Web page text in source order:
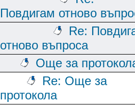
Повдигам отново
Re:
отново въпроса
Още за
Re: Още за
протокола